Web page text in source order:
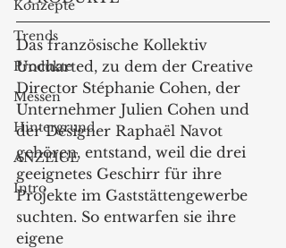
Konzepte
Trends
Produkte
Messen
Hintergrund
ANZEIGE
Intro
Das französische Kollektiv
Uncharted, zu dem der Creative
Director Stéphanie Cohen, der
Unternehmer Julien Cohen und
der Designer Raphaël Navot
gehören, entstand, weil die drei
geeignetes Geschirr für ihre
Projekte im Gaststättengewerbe
suchten. So entwarfen sie ihre
eigene